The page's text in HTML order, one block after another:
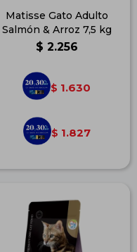
Matisse Gato Adulto
Salmón & Arroz 7,5 kg
$ 2.256
$ 1.630
$ 1.827